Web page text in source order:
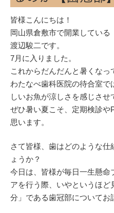
皆様こんにちは！
岡山県倉敷市で開業してい
渡辺駿二です。
7月に入りました。
これからだんだんと暑くなっ
わたなべ歯科医院の待合室で
しいお魚が涼しさを感じさせ
ぜひ暑い夏こそ、定期検診や
思います。
さて皆様、歯はどのような
ょうか？
今日は、皆様が毎日一生懸命
アを行う際、いやというほ
分」である歯冠部についてお